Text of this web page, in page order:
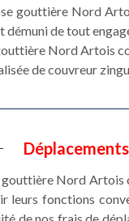
gouttière Nord
de tout
Nord Artois
de couvreur
gouttière Nord
leurs fonctions